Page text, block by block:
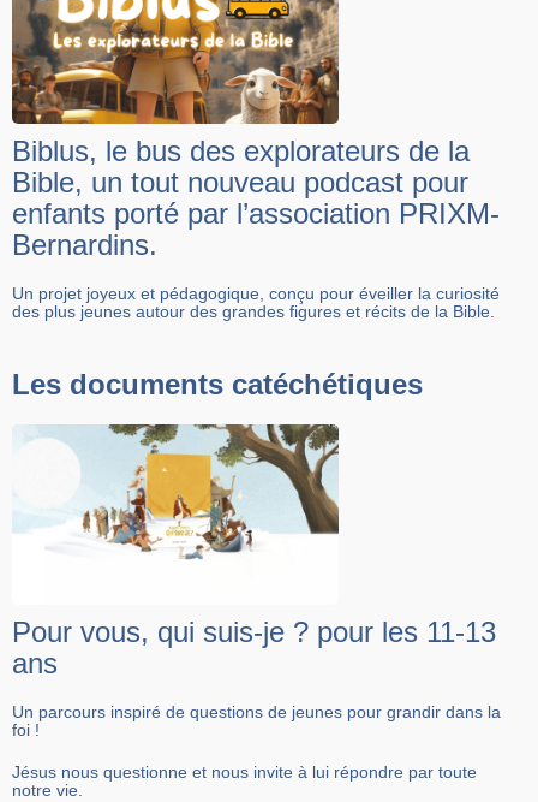
Biblus, le bus des explorateurs de la
Bible, un tout nouveau podcast pour
enfants porté par l’association PRIXM-
Bernardins.
Un projet joyeux et pédagogique, conçu pour éveiller la curiosité
des plus jeunes autour des grandes figures et récits de la Bible.
Les documents catéchétiques
Pour vous, qui suis-je ? pour les 11-13
ans
Un parcours inspiré de questions de jeunes pour grandir dans la
foi !
Jésus nous questionne et nous invite à lui répondre par toute
notre vie. ​